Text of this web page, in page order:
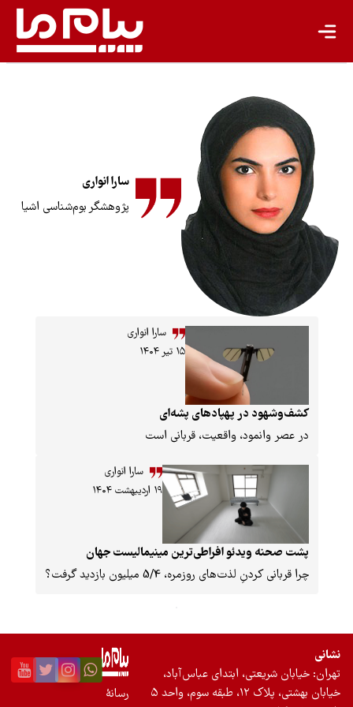
سبک زندگی
جهان پژوهش
یادداشت
تجدیدپذیر
تازه‌ها
باشگاه نویسندگان
سارا انواری
پژوهشگر بوم‌شناسی اشیا
سارا انواری
۱۵ تیر ۱۴۰۴
کشف‌وشهود در پهپادهای پشه‌ای
در عصر وانمود، واقعیت، قربانی است
سارا انواری
۱۹ اردیبهشت ۱۴۰۴
پشت صحنه ویدئو افراطی‌ترین مینیمالیست جهان
چرا قربانی‌ کردنِ لذت‌های روزمره، 5/4 میلیون بازدید گرفت؟
نشانی
تهران: خیابان شریعتی، ابتدای عباس‌آباد،
خیابان بهشتی، پلاک ۱۲، طبقه سوم، واحد ۵
رسانۀ